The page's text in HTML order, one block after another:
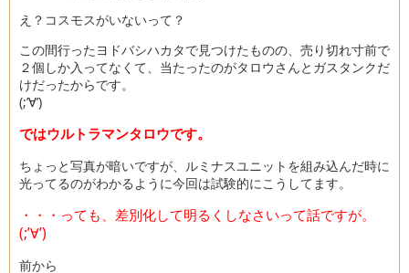
え？コスモスがいないって？
この間行ったヨドバシハカタで見つけたものの、売り切れ寸前で
２個しか入ってなくて、当たったのがタロウさんとガスタンクだ
けだったからです。
(;’∀’)
ではウルトラマンタロウです。
ちょっと写真が暗いですが、ルミナスユニットを組み込んだ時に
光ってるのがわかるように今回は試験的にこうしてます。
・・・っても、差別化して明るくしなさいって話ですが。
(;’∀’)
前から